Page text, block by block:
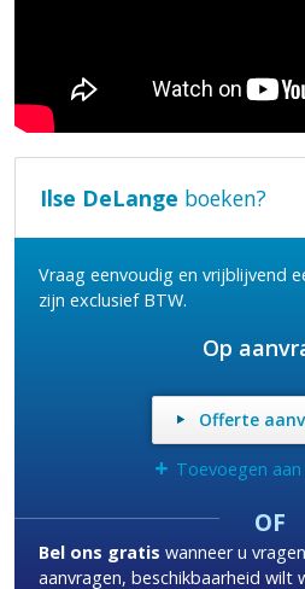
Ilse DeLange boeken?
Vraag eenvoudig en vrijblijvend
zijn exclusief BTW.
Op
Offerte
+ Toevoegen
OF
Bel ons gratis wanneer u
aanvragen, beschikbaarheid